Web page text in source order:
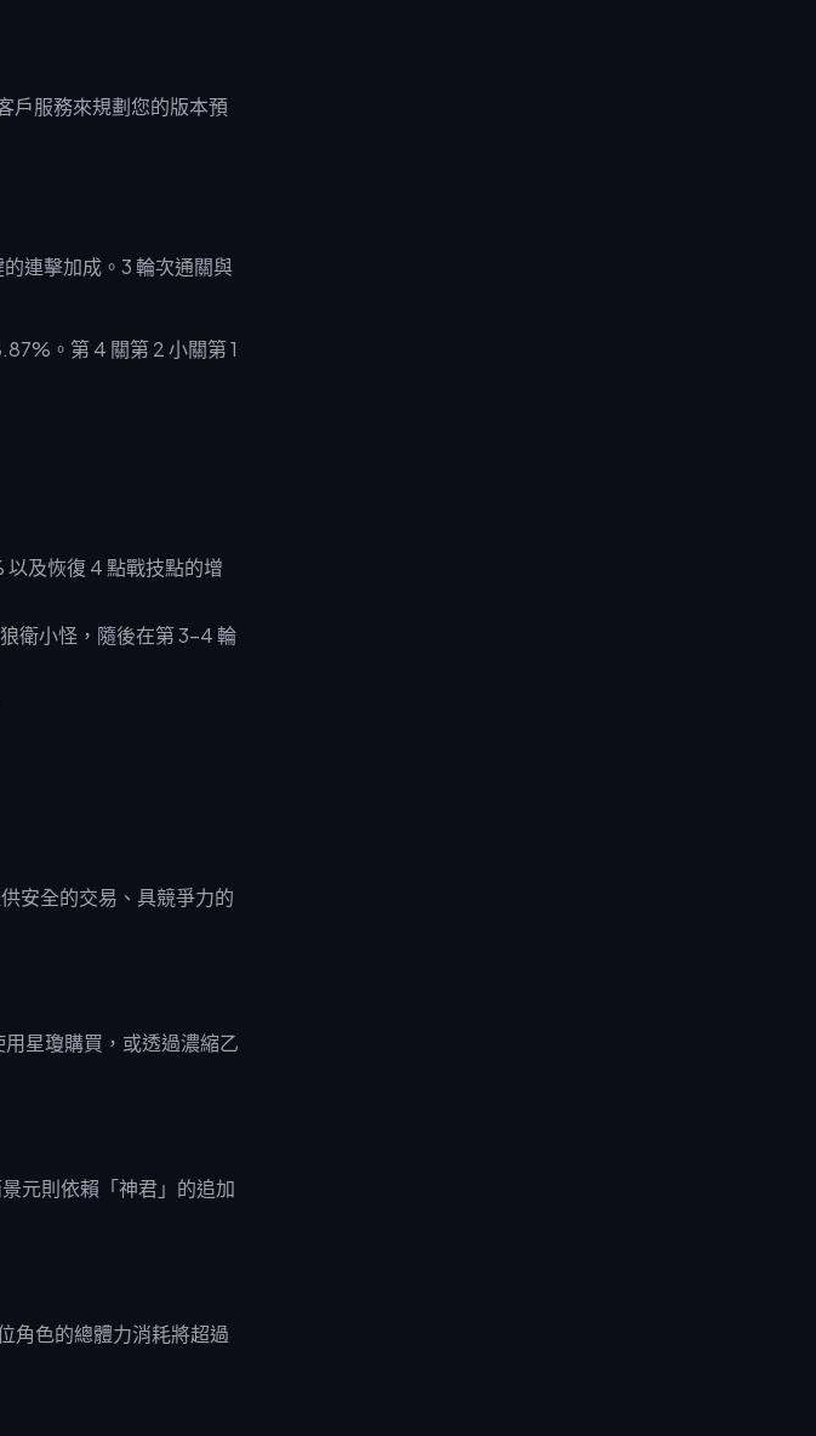
戶服務來規劃您的版本預
連擊加成。3 輪次通關與
。第 4 關第 2 小關第 1
及恢復 4 點戰技點的增
衛小怪，隨後在第 3-4 輪
安全的交易、具競爭力的
星瓊購買，或透過濃縮乙
元則依賴「神君」的追加
角色的總體力消耗將超過